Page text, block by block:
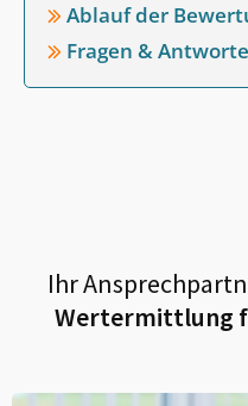
Ablauf der
Fragen &
Ihr
Wertermittlung